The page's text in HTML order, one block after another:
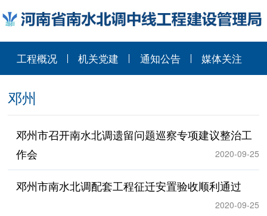
工程概况 机关党建 通知公告 媒体关注
邓州
邓州市召开南水北调遗留问题巡察专项建议整治工
作会
2020-09-25
邓州市南水北调配套工程征迁安置验收顺利通过
2020-09-25